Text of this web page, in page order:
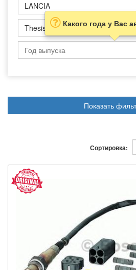
LANCIA
Thesis Какого года у Вас
Показать
Сортировка: